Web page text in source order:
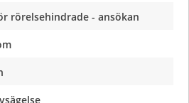
rörelsehindrade - ansökan